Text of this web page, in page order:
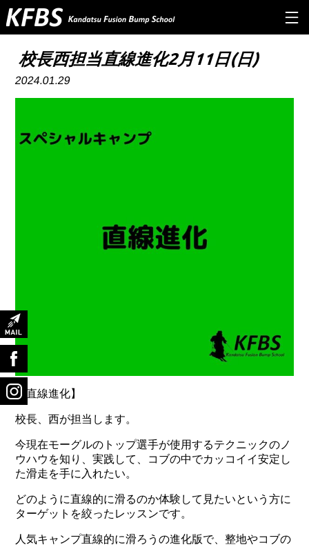
TOP
ABOUT US
Q&A
校長西担当直線進化2月11日(日)
2024.01.29
【直線進化】
校長、西が担当します。
今現在モーグルのトップ選手が使用するテクニックのノ
ウハウを知り、実践して、コブの中でカッコイイ安定し
た滑走を手に入れたい。
どのように直線的に滑るのか体験して見たいという方に
ターゲットを絞ったレッスンです。
人気キャンプ直線的に滑ろうの進化版で、整地やコブの